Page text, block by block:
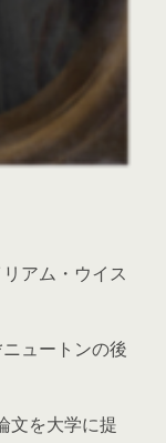
アム・ウイス
ュートンの後
文を大学に提